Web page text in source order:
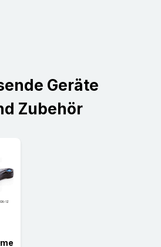
Geräte
Zubehör